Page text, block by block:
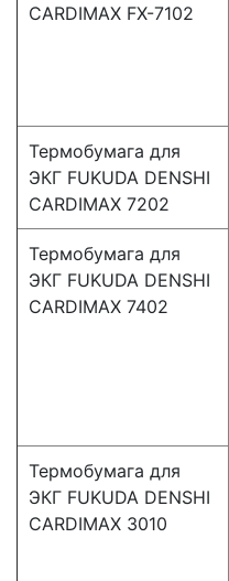
CARDIMAX FX-7102
Термобумага для
ЭКГ FUKUDA DENSHI
CARDIMAX 7202
Термобумага для
ЭКГ FUKUDA DENSHI
CARDIMAX 7402
Термобумага для
ЭКГ FUKUDA DENSHI
CARDIMAX 3010